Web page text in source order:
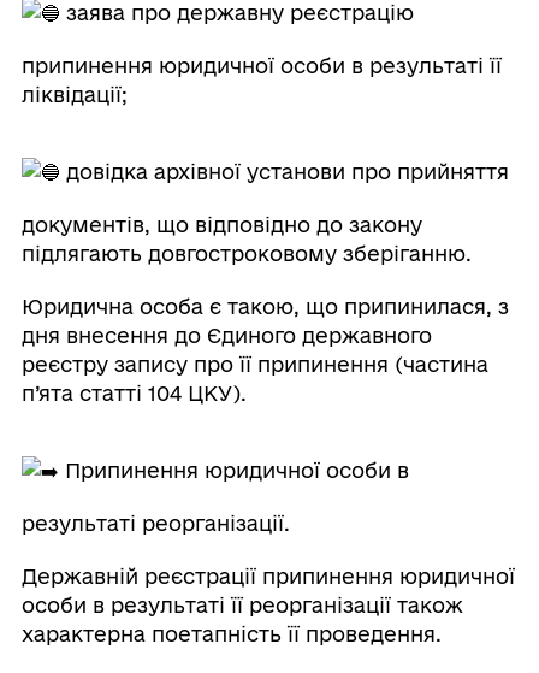
заява про державну реєстрацію
припинення юридичної особи в результаті її
ліквідації;
довідка архівної установи про прийняття
документів, що відповідно до закону
підлягають довгостроковому зберіганню.
Юридична особа є такою, що припинилася, з
дня внесення до Єдиного державного
реєстру запису про її припинення (частина
п’ята статті 104 ЦКУ).
Припинення юридичної особи в
результаті реорганізації.
Державній реєстрації припинення юридичної
особи в результаті її реорганізації також
характерна поетапність її проведення.